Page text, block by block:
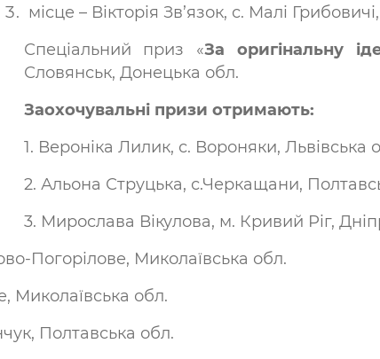
місце – Вікторія Зв’язок, с. Малі
Спеціальний приз «За оригінальну
Словянськ, Донецька обл.
Заохочувальні призи отримають:
1. Вероніка Лилик, с. Вороняки, Львівська
2. Альона Струцька, с.Черкащани,
3. Мирослава Вікулова, м. Кривий Ріг,
Погорілове, Миколаївська обл.
Миколаївська обл.
Полтавська обл.